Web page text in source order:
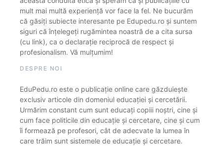
mult mai multă experiență vor face la fel. Ne bucurăm
că găsiți subiecte interesante pe Edupedu.ro și suntem
siguri că înțelegeți rugămintea noastră de a cita sursa
(cu link), ca o declarație reciprocă de respect și
profesionalism. Vă mulțumim!
DESPRE NOI
EduPedu.ro este o publicație online care găzduiește
exclusiv articole din domeniul educației și cercetării.
Urmărim constant cum sunt educați copiii noștri, cine și
cum face politicile din educație și cercetare, cine și cum
îi formează pe profesori, cât de adecvate la lumea în
care trăim sunt sistemele de educație și cercetare.